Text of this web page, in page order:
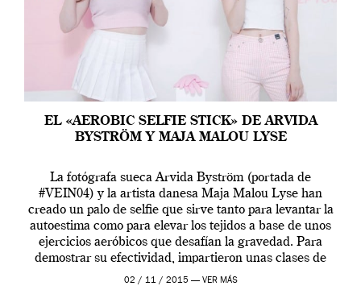
EL «AEROBIC SELFIE STICK» DE ARVIDA
BYSTRÖM Y MAJA MALOU LYSE
La fotógrafa sueca Arvida Byström (portada de
#VEIN04) y la artista danesa Maja Malou Lyse han
creado un palo de selfie que sirve tanto para levantar la
autoestima como para elevar los tejidos a base de unos
ejercicios aeróbicos que desafían la gravedad. Para
demostrar su efectividad, impartieron unas clases de
prueba en el Tate […]
02 / 11 / 2015 — VER MÁS